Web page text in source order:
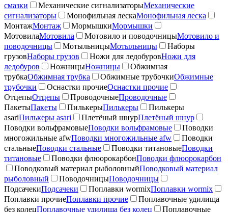
смазки
Механические сигнализаторыМеханические
сигнализаторы
Монофильная лескаМонофильная леска
МонтажМонтаж МормышкиМормышки
МотовилаМотовила Мотовило и поводочницыМотовило и
поводочницы
МотыльницыМотыльницы
Наборы
грузовНаборы грузов Ножи для ледобуровНожи для
ледобуров
НожницыНожницы
Обжимная
трубкаОбжимная трубка Обжимные трубочкиОбжимные
трубочки
Оснастки прочиеОснастки прочие
ОтцепыОтцепы ПроводочныеПроводочные
ПакетыПакеты ПилькерыПилькеры
Пилькеры
asariПилькеры asari Плетёный шнурПлетёный шнур
Поводки вольфрамовыеПоводки вольфрамовые
Поводки
многожильные afwПоводки многожильные afw
Поводки
стальныеПоводки стальные Поводки титановыеПоводки
титановые
Поводки флюорокарбонПоводки флюорокарбон
Поводковый материал рыболовныйПоводковый материал
рыболовный
ПоводочницыПоводочницы
ПодсачекиПодсачеки Поплавки wormixПоплавки wormix
Поплавки прочиеПоплавки прочие
Поплавочные удилища
без колецПоплавочные удилища без колец Поплавочные